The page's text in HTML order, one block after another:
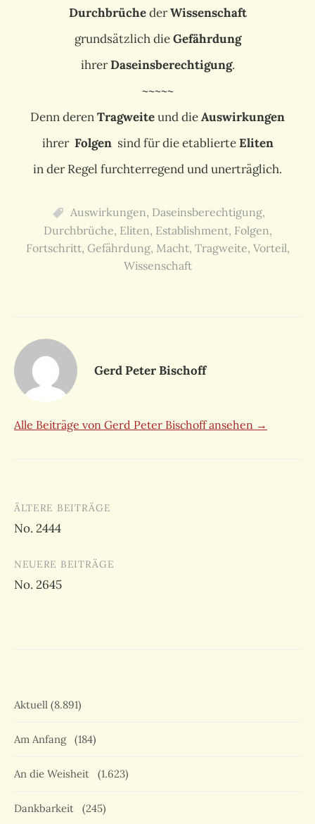
DurchbrüchederWissenschaft
grundsätzlich dieGefährdung
ihrerDaseinsberechtigung.
~~~~~
Denn derenTragweiteund dieAuswirkungen
ihrer Folgen sind für die etablierteEliten
in der Regel furchterregend und unerträglich.
Auswirkungen, Daseinsberechtigung,
Durchbrüche, Eliten, Establishment, Folgen,
Fortschritt, Gefährdung, Macht, Tragweite, Vorteil,
Wissenschaft
Gerd Peter Bischoff
Alle Beiträge von Gerd Peter Bischoff ansehen →
Beitragsnavigation
ÄLTERE BEITRÄGE
No. 2444
NEUERE BEITRÄGE
No. 2645
Aktuell (8.891)
Am Anfang (184)
An die Weisheit (1.623)
Dankbarkeit (245)